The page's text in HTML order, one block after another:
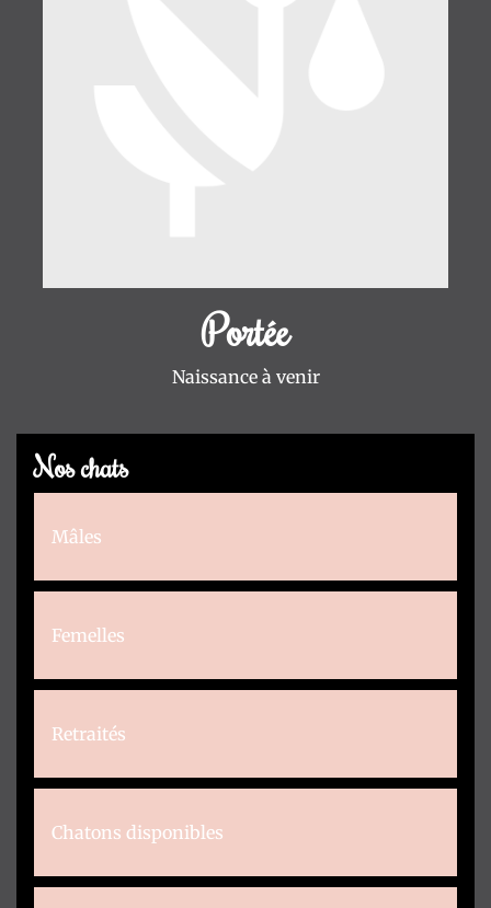
Portée
Naissance à venir
Nos chats
Mâles
Femelles
Retraités
Chatons disponibles